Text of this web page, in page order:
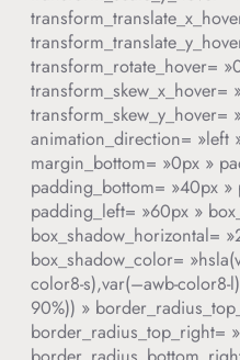
transform_rotate_hover=
transform_skew_x_hover=
transform_skew_y_hover=
animation_direction= »left
margin_bottom= »0px »
padding_bottom= »40px
padding_left= »60px »
box_shadow_horizontal=
box_shadow_color=
color8-s),var(–awb-
90%)) »
border_radius_top_right=